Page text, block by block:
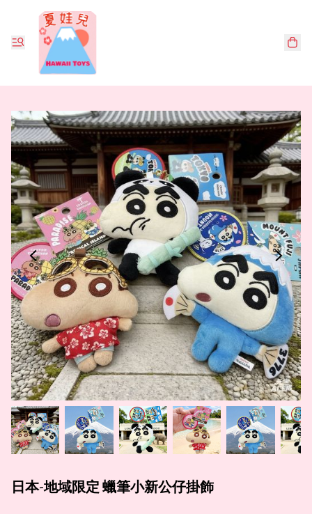
日本-地域限定 蠟筆小新公仔掛飾